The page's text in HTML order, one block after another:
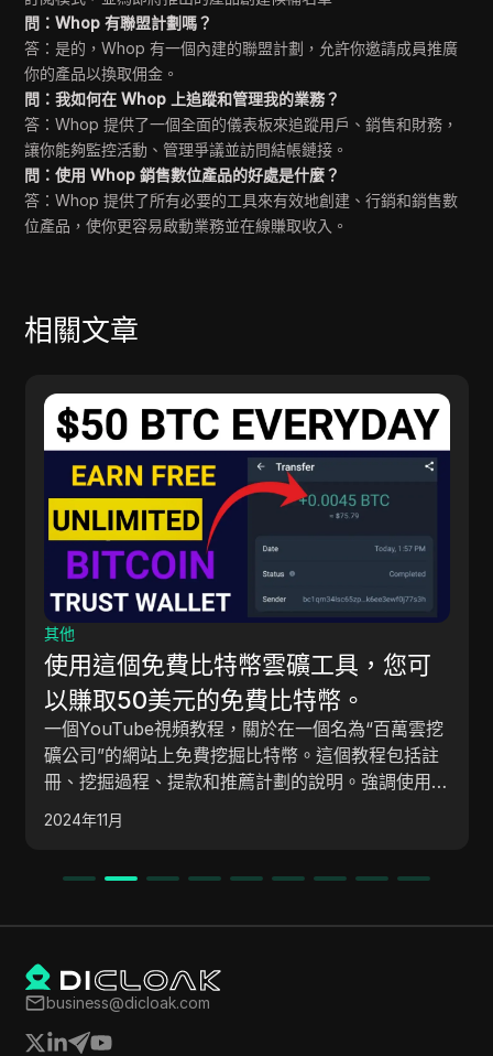
問：Whop 有聯盟計劃嗎？
答：是的，Whop 有一個內建的聯盟計劃，允許你邀請成員推廣
你的產品以換取佣金。
問：我如何在 Whop 上追蹤和管理我的業務？
答：Whop 提供了一個全面的儀表板來追蹤用戶、銷售和財務，
讓你能夠監控活動、管理爭議並訪問結帳鏈接。
問：使用 Whop 銷售數位產品的好處是什麼？
答：Whop 提供了所有必要的工具來有效地創建、行銷和銷售數
位產品，使你更容易啟動業務並在線賺取收入。
相關文章
其他
使用這個免費比特幣雲礦工具，您可
以賺取50美元的免費比特幣。
一個YouTube視頻教程，關於在一個名為“百萬雲挖
礦公司”的網站上免費挖掘比特幣。這個教程包括註
冊、挖掘過程、提款和推薦計劃的說明。強調使用網
站提供的免費套餐。
2024年11月
business@dicloak.com